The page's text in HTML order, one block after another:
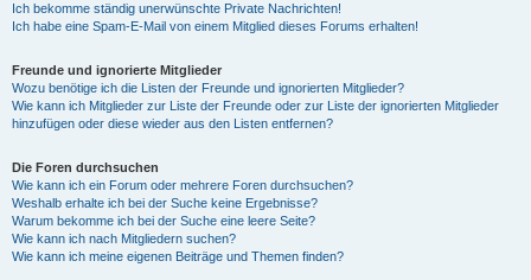
Ich bekomme ständig unerwünschte Private Nachrichten!
Ich habe eine Spam-E-Mail von einem Mitglied dieses Forums erhalten!
Freunde und ignorierte Mitglieder
Wozu benötige ich die Listen der Freunde und ignorierten Mitglieder?
Wie kann ich Mitglieder zur Liste der Freunde oder zur Liste der ignorierten Mitglieder
hinzufügen oder diese wieder aus den Listen entfernen?
Die Foren durchsuchen
Wie kann ich ein Forum oder mehrere Foren durchsuchen?
Weshalb erhalte ich bei der Suche keine Ergebnisse?
Warum bekomme ich bei der Suche eine leere Seite?
Wie kann ich nach Mitgliedern suchen?
Wie kann ich meine eigenen Beiträge und Themen finden?